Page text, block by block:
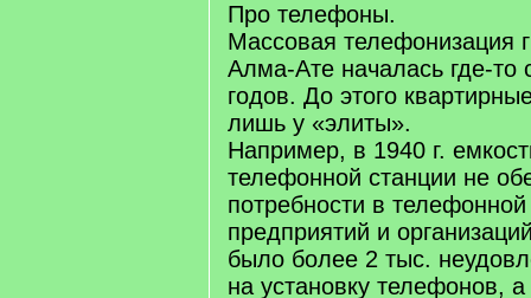
Про телефоны.
Массовая телефонизация
Алма-Ате началась где-то
годов. До этого
лишь у «элиты».
Например, в 1940 г.
телефонной станции не
потребности в телефонной
предприятий и
было более 2 тыс.
на установку телефонов,